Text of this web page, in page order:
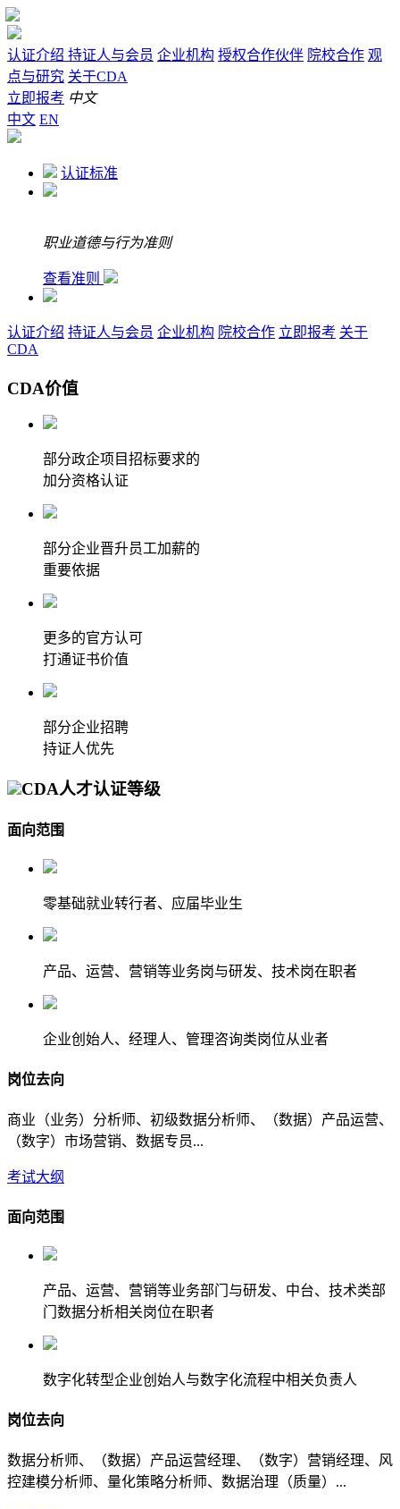
认证介绍 持证人与会员 企业机构 授权合作伙伴 院校合作 观
点与研究 关于CDA
立即报考 中文
中文 EN
认证标准
职业道德与行为准则
查看准则
认证介绍 持证人与会员 企业机构 院校合作 立即报考 关于
CDA
CDA价值
部分政企项目招标要求的
加分资格认证
部分企业晋升员工加薪的
重要依据
更多的官方认可
打通证书价值
部分企业招聘
持证人优先
CDA人才认证等级
面向范围
零基础就业转行者、应届毕业生
产品、运营、营销等业务岗与研发、技术岗在职者
企业创始人、经理人、管理咨询类岗位从业者
岗位去向
商业（业务）分析师、初级数据分析师、（数据）产品运营、
（数字）市场营销、数据专员...
考试大纲
面向范围
产品、运营、营销等业务部门与研发、中台、技术类部
门数据分析相关岗位在职者
数字化转型企业创始人与数字化流程中相关负责人
岗位去向
数据分析师、（数据）产品运营经理、（数字）营销经理、风
控建模分析师、量化策略分析师、数据治理（质量）...